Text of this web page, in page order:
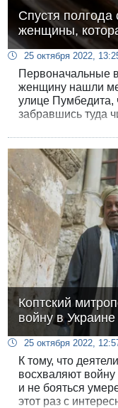
Спустя полгода
женщины,
25 октября 2022,
Первоначальные
женщину нашли
улице Пумбедита,
забравшись туда
Коптский
войну в Украине
25 октября 2022,
К тому, что
восхваляют
и не бояться
этот раз с